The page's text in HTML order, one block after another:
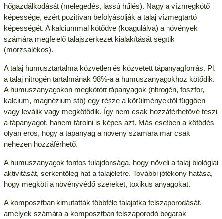
hőgazdálkodását (melegedés, lassú hűlés). Nagy a vízmegkötő
képessége, ezért pozitívan befolyásolják a talaj vízmegtartó
képességét. A kalciummal kötődve (koagulálva) a növények
számára megfelelő talajszerkezet kialakítását segítik
(morzsalékos).
A talaj humusztartalma közvetlen és közvetett tápanyagforrás. Pl.
a talaj nitrogén tartalmának 98%-a a humuszanyagokhoz kötődik.
A humuszanyagokon megkötött tápanyagok (nitrogén, foszfor,
kalcium, magnézium stb) egy része a körülményektől függően
vagy leválik vagy megkötődik. Így nem csak hozzáférhetővé teszi
a tápanyagot, hanem tárolni is képes azt. Más esetben a kötődés
olyan erős, hogy a tápanyag a növény számára már csak
nehezen hozzáférhető.
A humuszanyagok fontos tulajdonsága, hogy növeli a talaj biológiai
aktivitását, serkentőleg hat a talajéletre. További jótékony hatása,
hogy megköti a növényvédő szereket, toxikus anyagokat.
A komposztban kimutatták többféle talajatka felszaporodását,
amelyek számára a komposztban felszaporodó bogarak